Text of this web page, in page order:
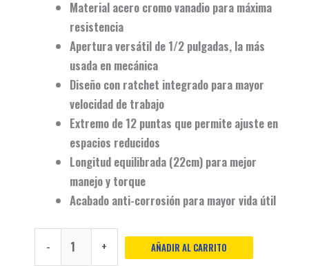
Material acero cromo vanadio para máxima
resistencia
Apertura versátil de 1/2 pulgadas, la más
usada en mecánica
Diseño con ratchet integrado para mayor
velocidad de trabajo
Extremo de 12 puntas que permite ajuste en
espacios reducidos
Longitud equilibrada (22cm) para mejor
manejo y torque
Acabado anti-corrosión para mayor vida útil
- + AÑADIR AL CARRITO